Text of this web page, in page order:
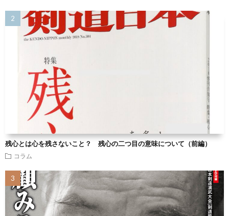
残心とは心を残さないこと？ 残心の二つ目の意味について（前編）
コラム